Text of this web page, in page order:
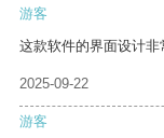
游客
这款软件的界面设计非
2025-09-22
游客